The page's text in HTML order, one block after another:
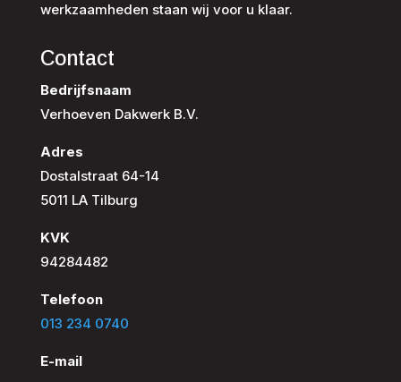
werkzaamheden staan wij voor u klaar.
Contact
Bedrijfsnaam
Verhoeven Dakwerk B.V.
Adres
Dostalstraat 64-14
5011 LA Tilburg
KVK
94284482
Telefoon
013 234 0740
E-mail